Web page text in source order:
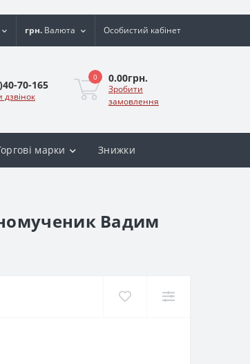
грн. Валюта Особистий кабінет
70-165
0 0.00грн.
Зробити
замовлення
марки Знижки
Вадим